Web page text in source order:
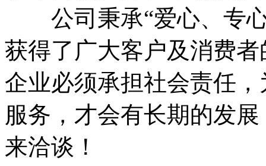
公司秉承“爱心、专心
获得了广大客户及消费
企业必须承担社会责任
服务，才会有长期的发
来洽谈！